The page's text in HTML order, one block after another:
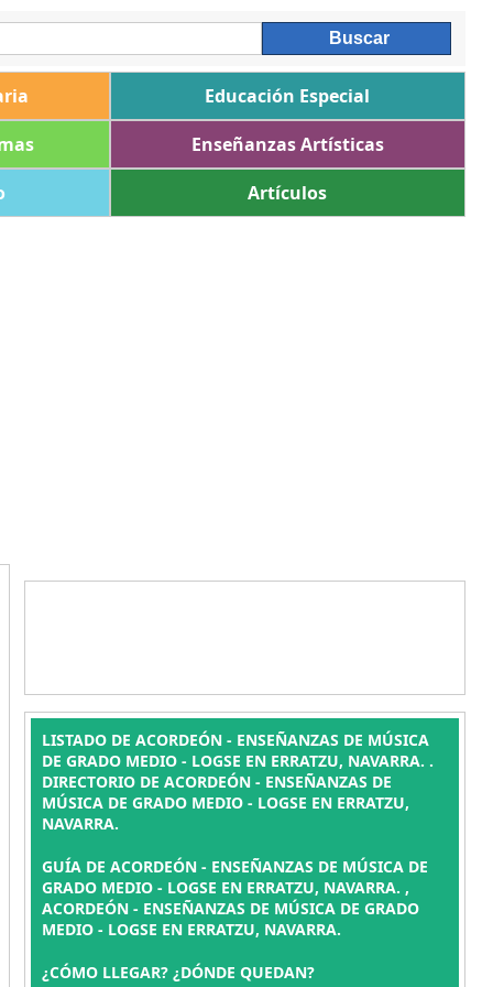
Educación Especial
Enseñanzas Artísticas
Artículos
LISTADO DE ACORDEÓN - ENSEÑANZAS DE MÚSICA
DE GRADO MEDIO - LOGSE EN ERRATZU, NAVARRA. .
DIRECTORIO DE ACORDEÓN - ENSEÑANZAS DE
MÚSICA DE GRADO MEDIO - LOGSE EN ERRATZU,
NAVARRA.
GUÍA DE ACORDEÓN - ENSEÑANZAS DE MÚSICA DE
GRADO MEDIO - LOGSE EN ERRATZU, NAVARRA. ,
ACORDEÓN - ENSEÑANZAS DE MÚSICA DE GRADO
MEDIO - LOGSE EN ERRATZU, NAVARRA.
¿CÓMO LLEGAR? ¿DÓNDE QUEDAN?